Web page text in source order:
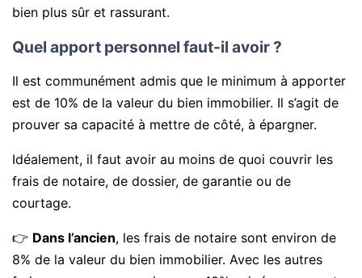
bien plus sûr et rassurant.
Quel apport personnel faut-il avoir ?
Il est communément admis que le minimum à apporter
est de 10% de la valeur du bien immobilier. Il s’agit de
prouver sa capacité à mettre de côté, à épargner.
Idéalement, il faut avoir au moins de quoi couvrir les
frais de notaire, de dossier, de garantie ou de
courtage.
👉 Dans l’ancien, les frais de notaire sont environ de
8% de la valeur du bien immobilier. Avec les autres